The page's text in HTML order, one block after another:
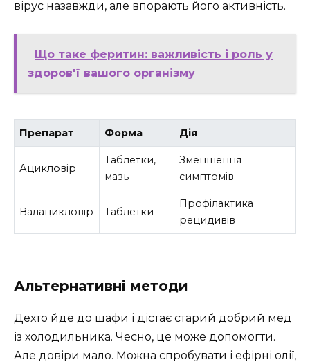
вірус назавжди, але впорають його активність.
Що таке феритин: важливість і роль у
здоров'ї вашого організму
Препарат Форма Дія
Ацикловір
Таблетки,
мазь
Зменшення
симптомів
Валацикловір Таблетки
Профілактика
рецидивів
Альтернативні методи
Дехто йде до шафи і дістає старий добрий мед
із холодильника. Чесно, це може допомогти.
Але довіри мало. Можна спробувати і ефірні олії,